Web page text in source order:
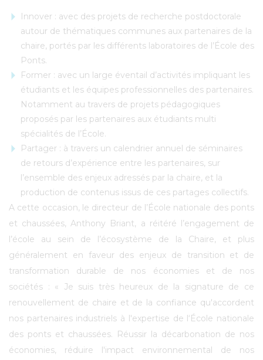
Innover : avec des projets de recherche postdoctorale
autour de thématiques communes aux partenaires de la
chaire, portés par les différents laboratoires de l’École des
Ponts.
Former : avec un large éventail d’activités impliquant les
étudiants et les équipes professionnelles des partenaires.
Notamment au travers de projets pédagogiques
proposés par les partenaires aux étudiants multi
spécialités de l’École.
Partager : à travers un calendrier annuel de séminaires
de retours d’expérience entre les partenaires, sur
l’ensemble des enjeux adressés par la chaire, et la
production de contenus issus de ces partages collectifs.
A cette occasion, le directeur de l’École nationale des ponts
et chaussées, Anthony Briant, a réitéré l’engagement de
l’école au sein de l’écosystème de la Chaire, et plus
généralement en faveur des enjeux de transition et de
transformation durable de nos économies et de nos
sociétés : « Je suis très heureux de la signature de ce
renouvellement de chaire et de la confiance qu'accordent
nos partenaires industriels à l'expertise de l‘École nationale
des ponts et chaussées. Réussir la décarbonation de nos
économies, réduire l'impact environnemental de nos